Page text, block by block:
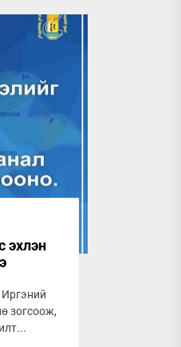
эхлэн
зогсоож,